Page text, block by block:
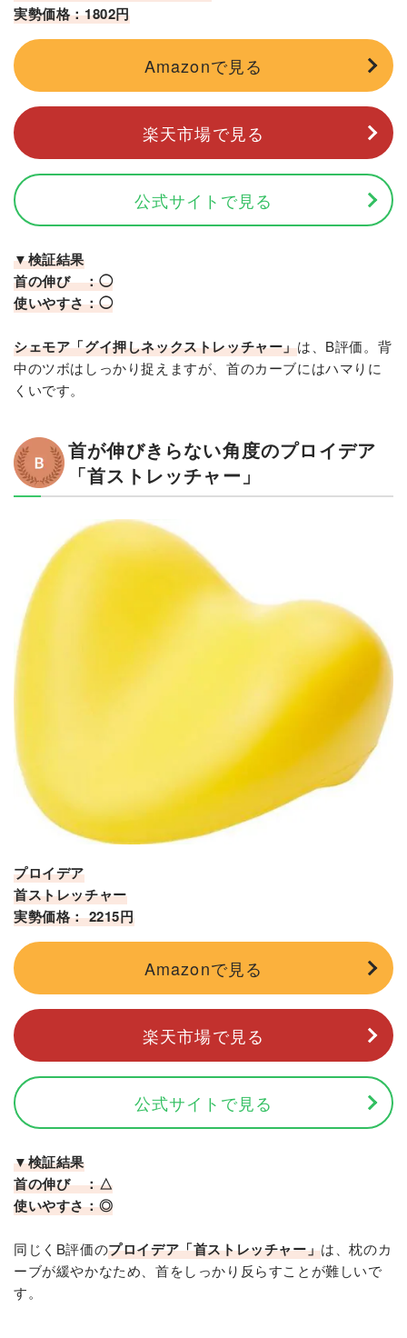
実勢価格：1802円
Amazonで見る
楽天市場で見る
公式サイトで見る
▼検証結果
首の伸び ：◯
使いやすさ：◯
シェモア「グイ押しネックストレッチャー」は、B評価。背
中のツボはしっかり捉えますが、首のカーブにはハマりに
くいです。
首が伸びきらない角度のプロイデア
「首ストレッチャー」
プロイデア
首ストレッチャー
実勢価格： 2215円
Amazonで見る
楽天市場で見る
公式サイトで見る
▼検証結果
首の伸び ：△
使いやすさ：◎
同じくB評価のプロイデア「首ストレッチャー」は、枕のカ
ーブが緩やかなため、首をしっかり反らすことが難しいで
す。